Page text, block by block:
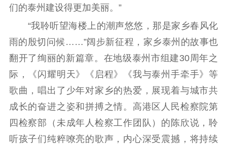
责任编辑注册
们的泰州建设得更加美丽。”
“我聆听望海楼上的潮声悠悠，那是家乡春风化
雨的殷切问候……”阔步新征程，家乡泰州的故事也
翻开了绚丽的新篇章。在地级泰州市组建30周年之
际，《闪耀明天》《启程》《我与泰州手牵手》等
歌曲，唱出了少年对家乡的热爱，展现着与城市共
成长的奋进之姿和拼搏之情。高港区人民检察院第
四检察部（未成年人检察工作团队）的陈欣说，聆
听孩子们纯粹嘹亮的歌声，内心深受震撼，将持续